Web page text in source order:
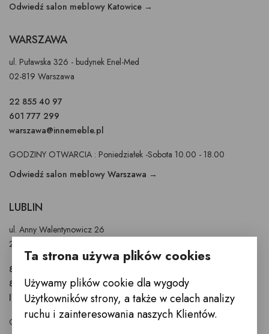
Odwiedź salon meblowy Katowice →
WARSZAWA
ul. Puławska 326 - budynek Enel-Med
02-819 Warszawa
22 855 40 97
601 777 299
warszawa@innemeble.pl
GODZINY OTWARCIA : Poniedziałek -Sobota 10.00 - 18.00
Odwiedź salon meblowy Warszawa →
LUBLIN
ul. Anny Walentynowicz 26
20-328 Lublin
81 745 9630
81 745 9631
lublin@innemeble.pl
GODZINY OTWARCIA : Poniedziałek - Sobota 10.00 - 18.00
Ta strona używa plików cookies
Używamy plików cookie dla wygody
Użytkowników strony, a także w celach analizy
ruchu i zainteresowania naszych Klientów.